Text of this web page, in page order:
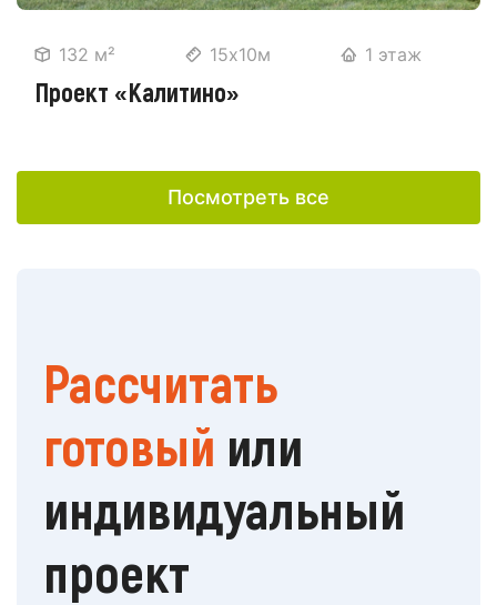
132 м² 15х10м 1 этаж
Проект «Калитино»
Посмотреть все
Рассчитать
готовый или
индивидуальный
проект